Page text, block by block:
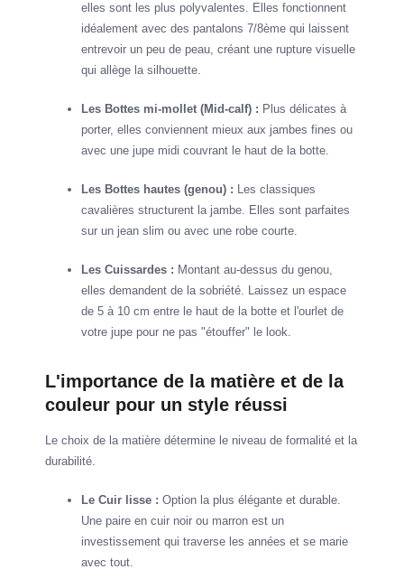
elles sont les plus polyvalentes. Elles fonctionnent
idéalement avec des pantalons 7/8ème qui laissent
entrevoir un peu de peau, créant une rupture visuelle
qui allège la silhouette.
Les Bottes mi-mollet (Mid-calf) : Plus délicates à
porter, elles conviennent mieux aux jambes fines ou
avec une jupe midi couvrant le haut de la botte.
Les Bottes hautes (genou) : Les classiques
cavalières structurent la jambe. Elles sont parfaites
sur un jean slim ou avec une robe courte.
Les Cuissardes : Montant au-dessus du genou,
elles demandent de la sobriété. Laissez un espace
de 5 à 10 cm entre le haut de la botte et l'ourlet de
votre jupe pour ne pas "étouffer" le look.
L'importance de la matière et de la
couleur pour un style réussi
Le choix de la matière détermine le niveau de formalité et la
durabilité.
Le Cuir lisse : Option la plus élégante et durable.
Une paire en cuir noir ou marron est un
investissement qui traverse les années et se marie
avec tout.